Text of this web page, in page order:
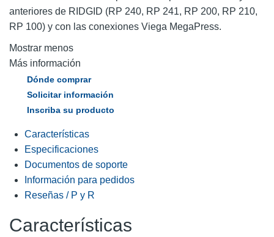
anteriores de RIDGID (RP 240, RP 241, RP 200, RP 210,
RP 100) y con las conexiones Viega MegaPress.
Mostrar menos
Más información
Dónde comprar
Solicitar información
Inscriba su producto
Características
Especificaciones
Documentos de soporte
Información para pedidos
Reseñas / P y R
Características